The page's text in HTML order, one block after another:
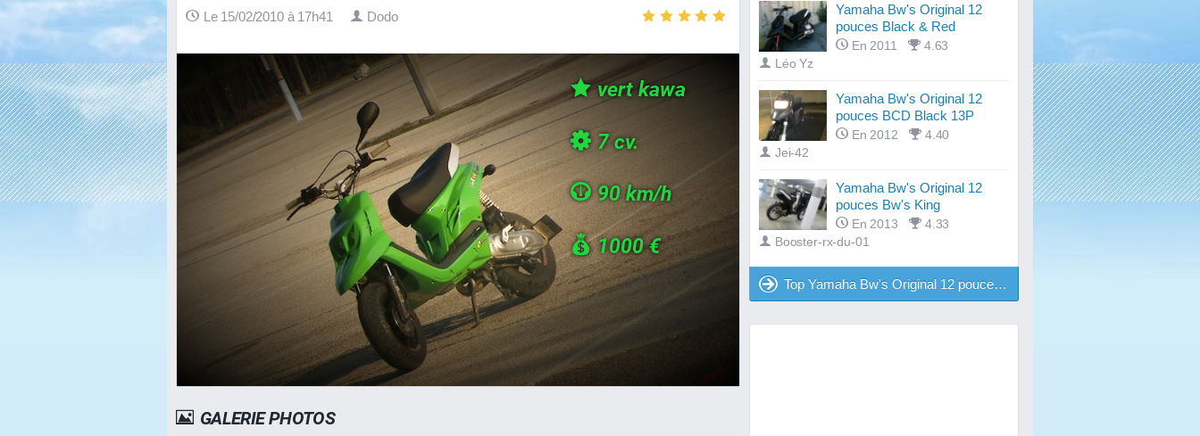
Le 15/02/2010 à 17h41 Dodo
vert kawa
7 cv.
90 km/h
1000 €
GALERIE PHOTOS
Yamaha Bw's Original 12
pouces Black & Red
En 2011
4.63
Léo Yz
Yamaha Bw's Original 12
pouces BCD Black 13P
En 2012
4.40
Jei-42
Yamaha Bw's Original 12
pouces Bw's King
En 2013
4.33
Booster-rx-du-01
Top Yamaha Bw's Original 12 pouces Tuning